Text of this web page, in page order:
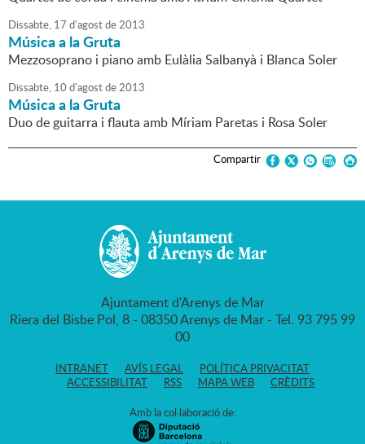
Dissabte, 17 d'agostde2013
Música a la Gruta
Mezzosoprano i piano amb Eulàlia Salbanyà i Blanca Soler
Dissabte, 10 d'agostde2013
Música a la Gruta
Duo de guitarra i flauta amb Míriam Paretas i Rosa Soler
Compartir
Ajuntament d'Arenys de Mar
Riera del Bisbe Pol, 8 - 08350 Arenys de Mar - Tel. 93 795 99
00
INTRANET AVÍS LEGAL
POLÍTICA PRIVACITAT
ACCESSIBILITAT
RSS MAPA WEB CRÈDITS
Amb la col·laboració de: